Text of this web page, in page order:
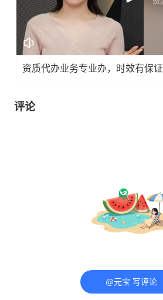
资质代办业务专业办，时效有保证
评论
@元宝 写评论